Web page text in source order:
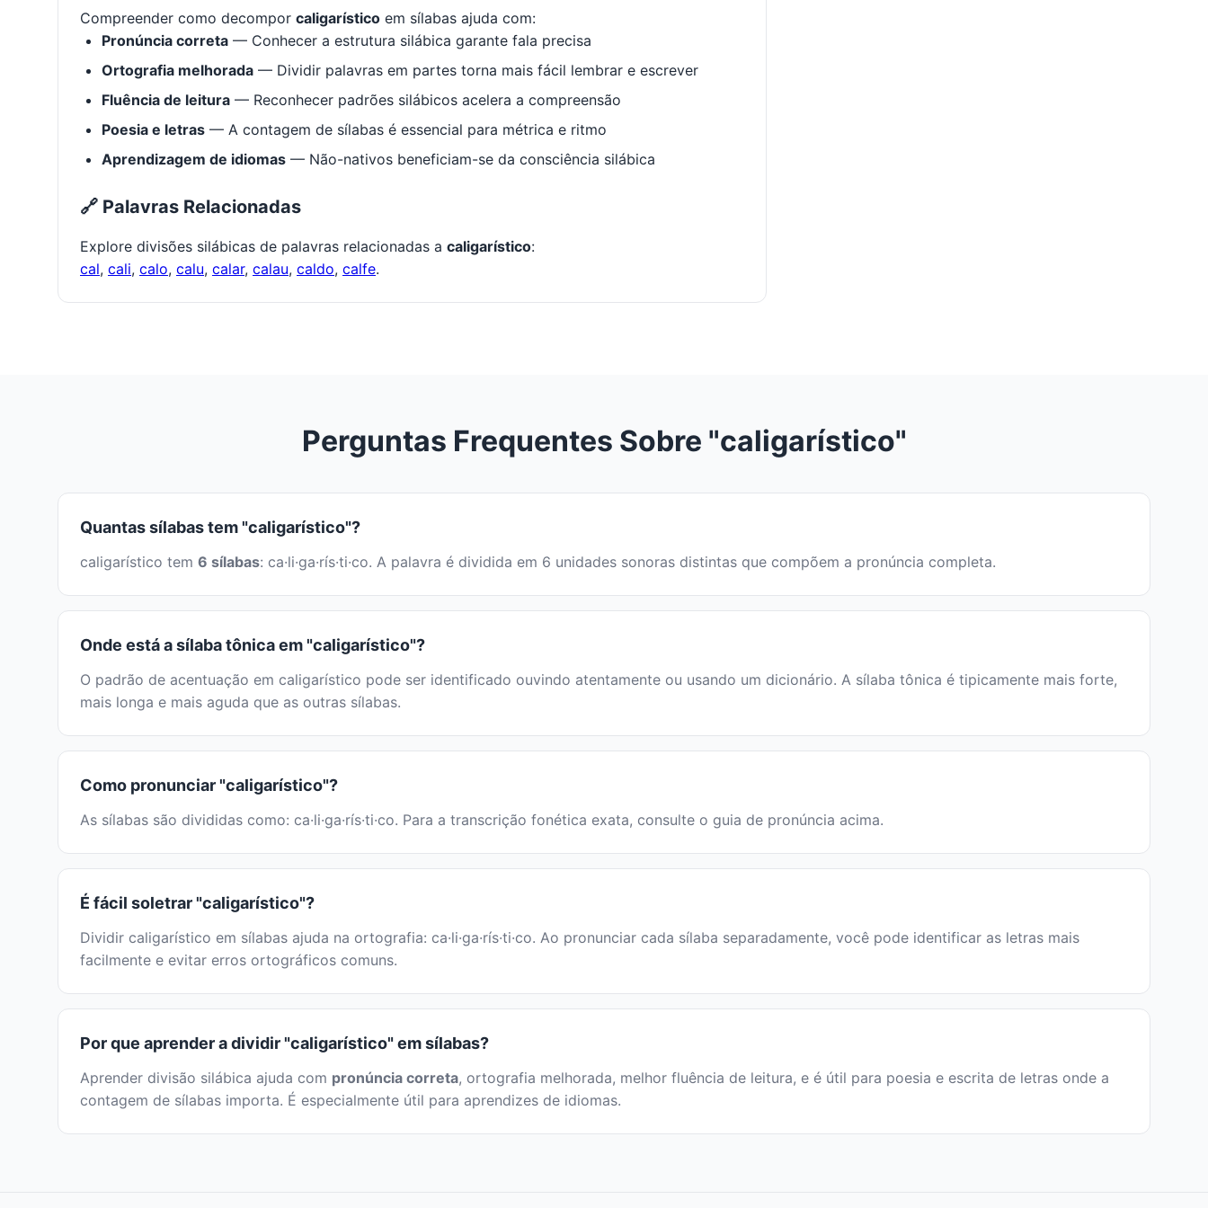
Compreender como decompor caligarístico em sílabas ajuda com:
Pronúncia correta — Conhecer a estrutura silábica garante fala precisa
Ortografia melhorada — Dividir palavras em partes torna mais fácil lembrar e escrever
Fluência de leitura — Reconhecer padrões silábicos acelera a compreensão
Poesia e letras — A contagem de sílabas é essencial para métrica e ritmo
Aprendizagem de idiomas — Não-nativos beneficiam-se da consciência silábica
🔗 Palavras Relacionadas
Explore divisões silábicas de palavras relacionadas a caligarístico:
cal, cali, calo, calu, calar, calau, caldo, calfe.
Perguntas Frequentes Sobre "caligarístico"
Quantas sílabas tem "caligarístico"?
caligarístico tem 6 sílabas: ca·li·ga·rís·ti·co. A palavra é dividida em 6 unidades sonoras distintas que compõem a pronúncia completa.
Onde está a sílaba tônica em "caligarístico"?
O padrão de acentuação em caligarístico pode ser identificado ouvindo atentamente ou usando um dicionário. A sílaba tônica é tipicamente mais forte,
mais longa e mais aguda que as outras sílabas.
Como pronunciar "caligarístico"?
As sílabas são divididas como: ca·li·ga·rís·ti·co. Para a transcrição fonética exata, consulte o guia de pronúncia acima.
É fácil soletrar "caligarístico"?
Dividir caligarístico em sílabas ajuda na ortografia: ca·li·ga·rís·ti·co. Ao pronunciar cada sílaba separadamente, você pode identificar as letras mais
facilmente e evitar erros ortográficos comuns.
Por que aprender a dividir "caligarístico" em sílabas?
Aprender divisão silábica ajuda com pronúncia correta, ortografia melhorada, melhor fluência de leitura, e é útil para poesia e escrita de letras onde a
contagem de sílabas importa. É especialmente útil para aprendizes de idiomas.